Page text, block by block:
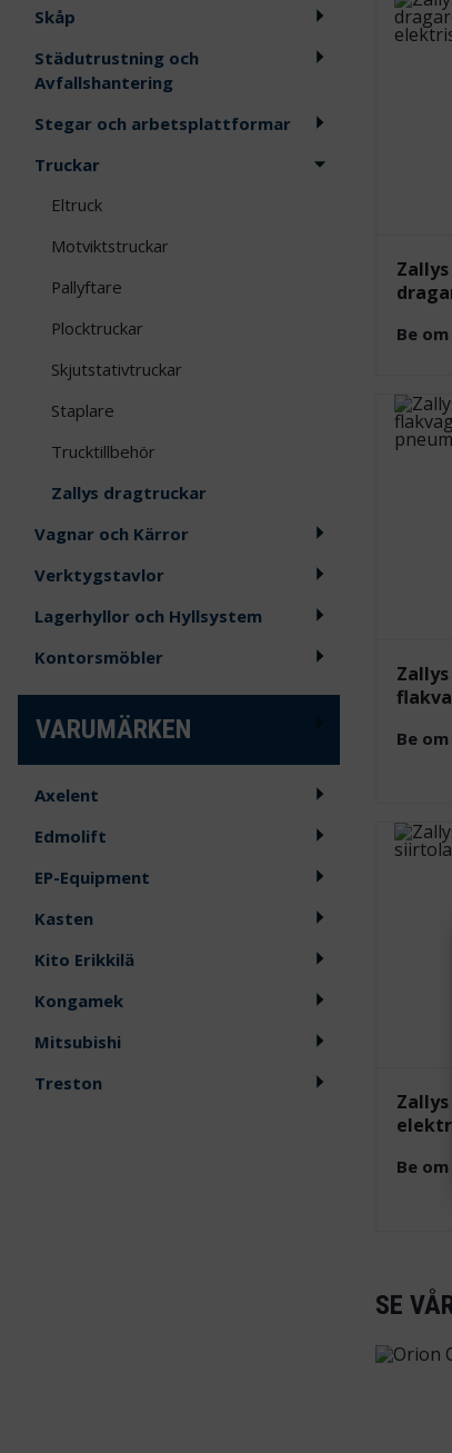
Skåp
Städutrustning och
Avfallshantering
Stegar och arbetsplattformar
Truckar
Eltruck
Motviktstruckar
Pallyftare
Plocktruckar
Skjutstativtruckar
Staplare
Trucktillbehör
Zallys dragtruckar
Vagnar och Kärror
Verktygstavlor
Lagerhyllor och Hyllsystem
Kontorsmöbler
VARUMÄRKEN
Axelent
Edmolift
EP-Equipment
Kasten
Kito Erikkilä
Kongamek
Mitsubishi
Treston
Be
Be
Be
SE